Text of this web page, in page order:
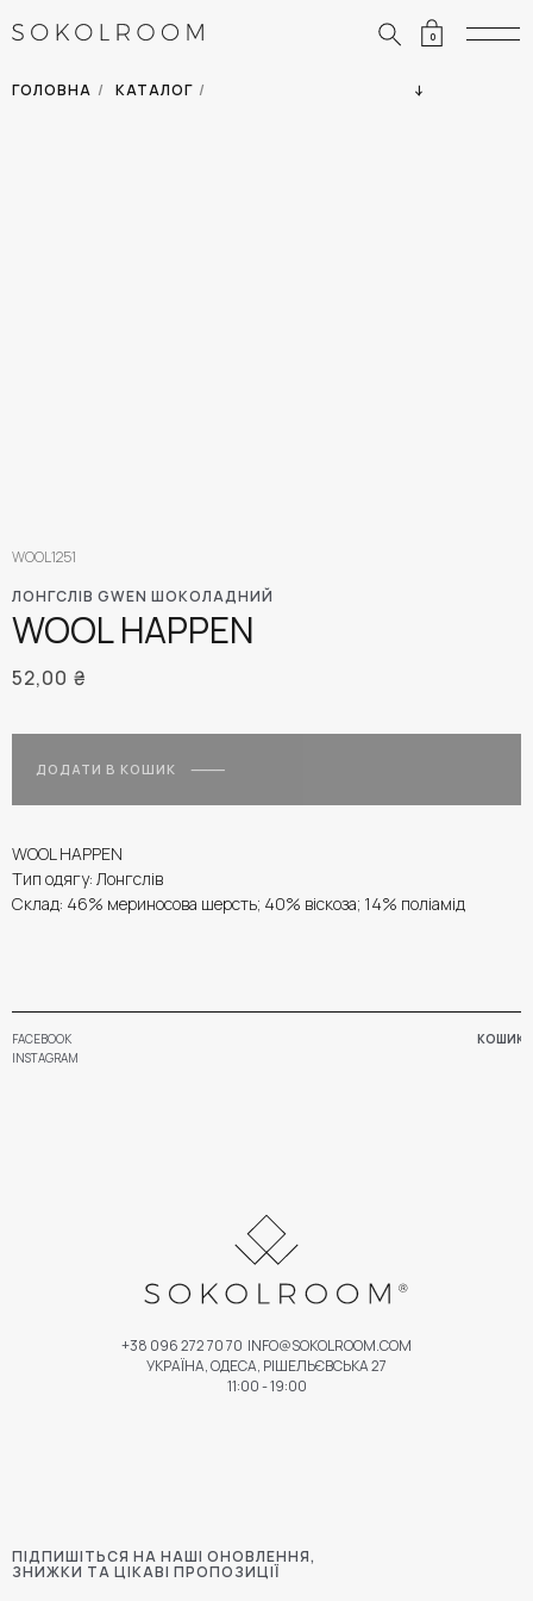
0
ГОЛОВНА / КАТАЛОГ /
ЛОНГСЛІВ GWEN ШОКОЛАДНИЙ
WOOL HAPPEN
WOOL1251
52,00 ₴
ДОДАТИ В КОШИК
WOOL HAPPEN
Тип одягу: Лонгслів
Склад: 46% мериносова шерсть; 40% віскоза; 14% поліамід
FACEBOOK КОШИК
ПІДПИШІТЬСЯ НА НАШІ ОНОВЛЕННЯ,
ЗНИЖКИ ТА ЦІКАВІ ПРОПОЗИЦІЇ
+38 096 272 70 70 INFO@SOKOLROOM.COM
УКРАЇНА, ОДЕСА, РІШЕЛЬЄВСЬКА 27
11:00 - 19:00
INSTAGRAM